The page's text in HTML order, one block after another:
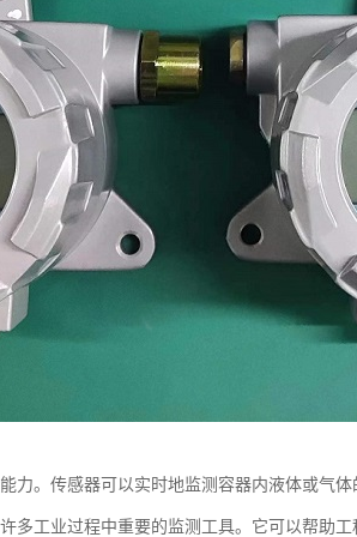
力。传感器可以实时地监测容器内液体或气
多工业过程中重要的监测工具。它可以帮助